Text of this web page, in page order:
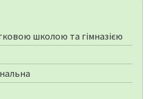
школою та гімназією